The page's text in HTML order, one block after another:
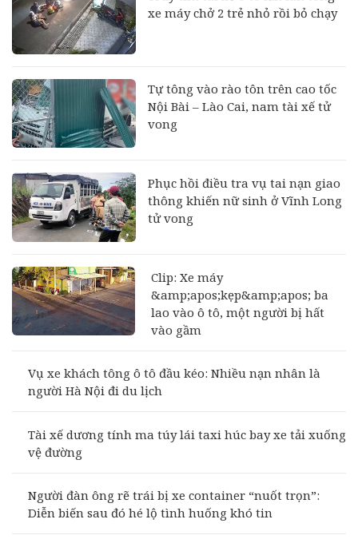
xe máy chở 2 trẻ nhỏ rồi bỏ chạy
Tự tông vào rào tôn trên cao tốc
Nội Bài – Lào Cai, nam tài xế tử
vong
Phục hồi điều tra vụ tai nạn giao
thông khiến nữ sinh ở Vĩnh Long
tử vong
Clip: Xe máy
&amp;apos;kẹp&amp;apos; ba
lao vào ô tô, một người bị hất
vào gầm
Vụ xe khách tông ô tô đầu kéo: Nhiều nạn nhân là
người Hà Nội đi du lịch
Tài xế dương tính ma túy lái taxi húc bay xe tải xuống
vệ đường
Người đàn ông rẽ trái bị xe container “nuốt trọn”:
Diễn biến sau đó hé lộ tình huống khó tin